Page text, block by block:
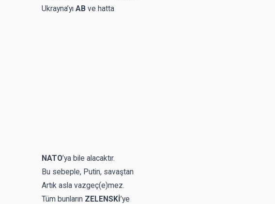
Ukrayna’yı AB ve hatta
NATO’ya bile alacaktır.
Bu sebeple, Putin, savaştan
Artık asla vazgeç(e)mez.
Tüm bunların ZELENSKİ’ye